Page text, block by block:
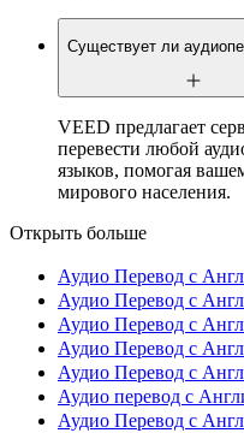
Существует ли
VEED предлагает
перевести любой
языков, помогая
мирового населения.
Открыть больше
Аудио Перевод с
Аудио Перевод с
Аудио Перевод с
Аудио Перевод с
Аудио Перевод с
Аудио перевод с
Аудио Перевод с